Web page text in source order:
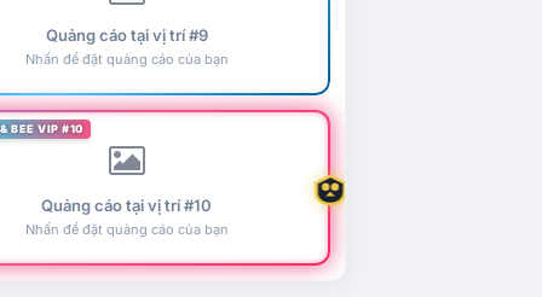
Quảng cáo tại vị trí #9
Nhấn để đặt quảng cáo của bạn
BEE VIP #10
Quảng cáo tại vị trí #10
Nhấn để đặt quảng cáo của bạn